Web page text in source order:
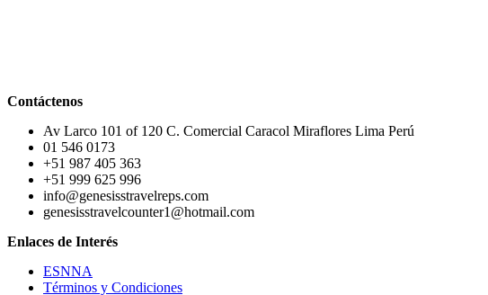
Contáctenos
Av Larco 101 of 120 C. Comercial Caracol Miraflores Lima Perú
01 546 0173
+51 987 405 363
+51 999 625 996
info@genesisstravelreps.com
genesisstravelcounter1@hotmail.com
Enlaces de Interés
ESNNA
Términos y Condiciones